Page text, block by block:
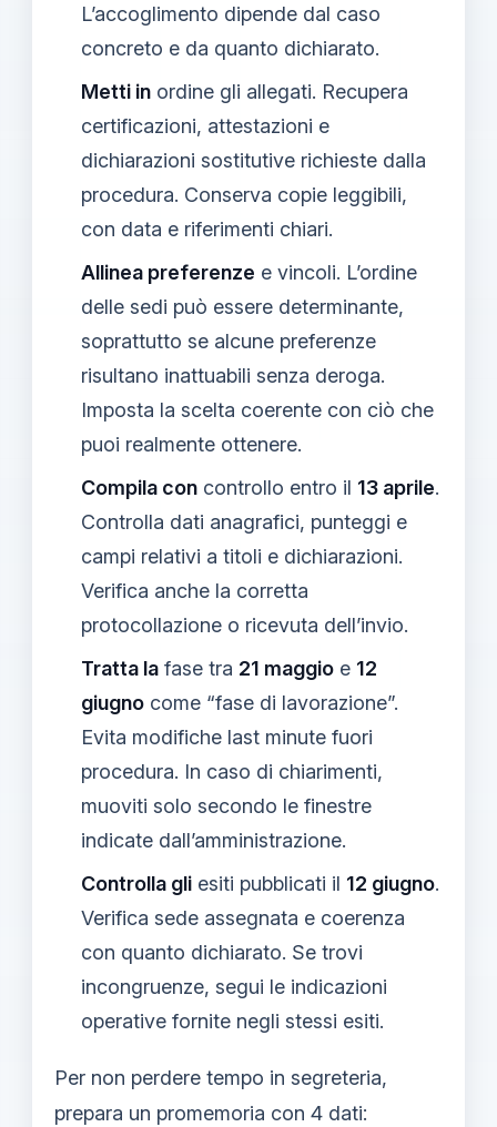
L’accoglimento dipende dal caso
concreto e da quanto dichiarato.
Metti in ordine gli allegati. Recupera
certificazioni, attestazioni e
dichiarazioni sostitutive richieste dalla
procedura. Conserva copie leggibili,
con data e riferimenti chiari.
Allinea preferenze e vincoli. L’ordine
delle sedi può essere determinante,
soprattutto se alcune preferenze
risultano inattuabili senza deroga.
Imposta la scelta coerente con ciò che
puoi realmente ottenere.
Compila con controllo entro il 13 aprile.
Controlla dati anagrafici, punteggi e
campi relativi a titoli e dichiarazioni.
Verifica anche la corretta
protocollazione o ricevuta dell’invio.
Tratta la fase tra 21 maggio e 12
giugno come “fase di lavorazione”.
Evita modifiche last minute fuori
procedura. In caso di chiarimenti,
muoviti solo secondo le finestre
indicate dall’amministrazione.
Controlla gli esiti pubblicati il 12 giugno.
Verifica sede assegnata e coerenza
con quanto dichiarato. Se trovi
incongruenze, segui le indicazioni
operative fornite negli stessi esiti.
Per non perdere tempo in segreteria,
prepara un promemoria con 4 dati: